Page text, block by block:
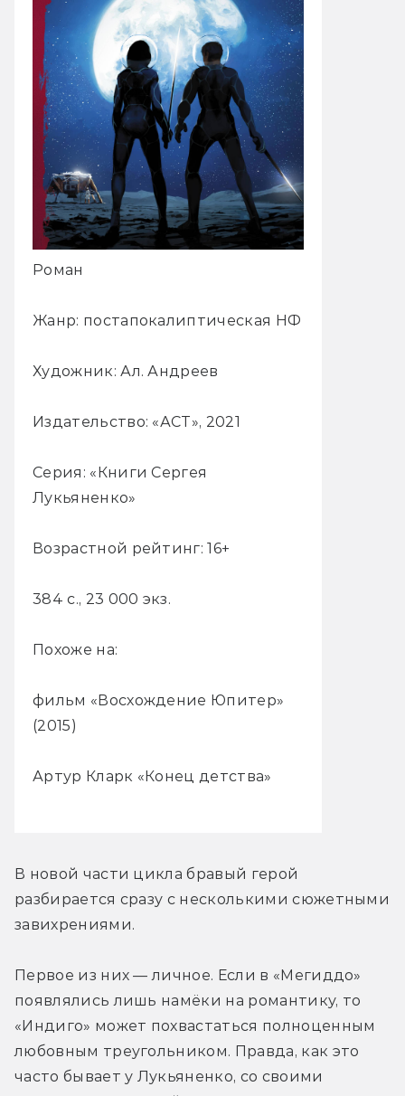
Роман
Жанр: постапокалиптическая НФ
Художник: Ал. Андреев
Издательство: «АСТ», 2021
Серия: «Книги Сергея
Лукьяненко»
Возрастной рейтинг: 16+
384 с., 23 000 экз.
Похоже на:
фильм «Восхождение Юпитер»
(2015)
Артур Кларк «Конец детства»
В новой части цикла бравый герой
разбирается сразу с несколькими сюжетными
завихрениями.
Первое из них — личное. Если в «Мегиддо»
появлялись лишь намёки на романтику, то
«Индиго» может похвастаться полноценным
любовным треугольником. Правда, как это
часто бывает у Лукьяненко, со своими